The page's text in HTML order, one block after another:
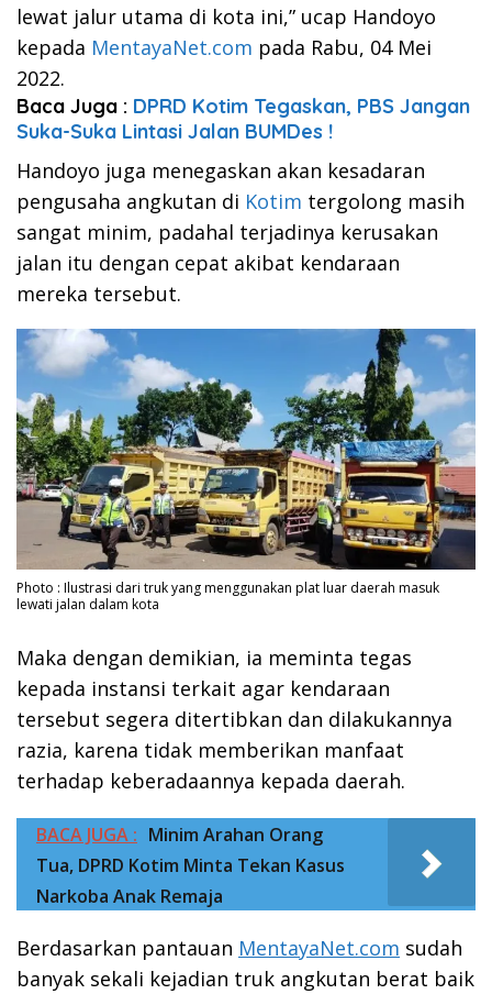
lewat jalur utama di kota ini,” ucap Handoyo
kepada MentayaNet.com pada Rabu, 04 Mei
2022.
Baca Juga : DPRD Kotim Tegaskan, PBS Jangan
Suka-Suka Lintasi Jalan BUMDes !
Handoyo juga menegaskan akan kesadaran
pengusaha angkutan di Kotim tergolong masih
sangat minim, padahal terjadinya kerusakan
jalan itu dengan cepat akibat kendaraan
mereka tersebut.
Photo : Ilustrasi dari truk yang menggunakan plat luar daerah masuk
lewati jalan dalam kota
Maka dengan demikian, ia meminta tegas
kepada instansi terkait agar kendaraan
tersebut segera ditertibkan dan dilakukannya
razia, karena tidak memberikan manfaat
terhadap keberadaannya kepada daerah.
BACA JUGA : Minim Arahan Orang
Tua, DPRD Kotim Minta Tekan Kasus
Narkoba Anak Remaja
Berdasarkan pantauan MentayaNet.com sudah
banyak sekali kejadian truk angkutan berat baik